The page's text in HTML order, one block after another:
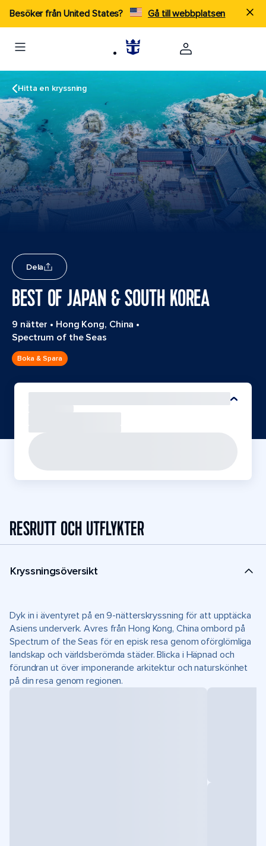
Besöker från United States? Gå till webbplatsen
Hitta en kryssning
Dela
BEST OF JAPAN & SOUTH KOREA
9 nätter • Hong Kong, China •
Spectrum of the Seas
Boka & Spara
RESRUTT OCH UTFLYKTER
Kryssningsöversikt
Dyk in i äventyret på en 9-nätterskryssning för att upptäcka
Asiens underverk. Avres från Hong Kong, China ombord på
Spectrum of the Seas för en episk resa genom oförglömliga
landskap och världsberömda städer. Blicka i Häpnad och
förundran ut över imponerande arkitektur och naturskönhet
på din resa genom regionen.